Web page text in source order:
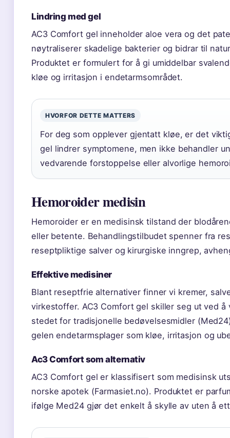
Lindring med gel
AC3 Comfort gel inneholder aloe vera og det
nøytraliserer skadelige bakterier og bidrar til
Produktet er formulert for å gi umiddelbar
kløe og irritasjon i endetarmsområdet.
HVORFOR DETTE MATTERS
For deg som opplever gjentatt kløe, er det
gel lindrer symptomene, men ikke behandler
vedvarende forstoppelse eller alvorlige
Hemoroider medisin
Hemoroider er en medisinsk tilstand der
eller betente. Behandlingstilbudet spenner fra
reseptpliktige salver og kirurgiske inngrep,
Effektive medisiner
Blant reseptfrie alternativer finner vi kremer,
virkestoffer. AC3 Comfort gel skiller seg ut ved
stedet for tradisjonelle bedøvelsesmidler
gelen endetarmsplager som kløe, irritasjon og
Ac3 Comfort som alternativ
AC3 Comfort gel er klassifisert som medisinsk
norske apotek (Farmasiet.no). Produktet er
ifølge Med24 gjør det enkelt å skylle av uten å